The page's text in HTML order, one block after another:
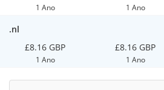
1 Ano 1 Ano
.nl
£8.16 GBP
1 Ano
£8.16 GBP
1 Ano